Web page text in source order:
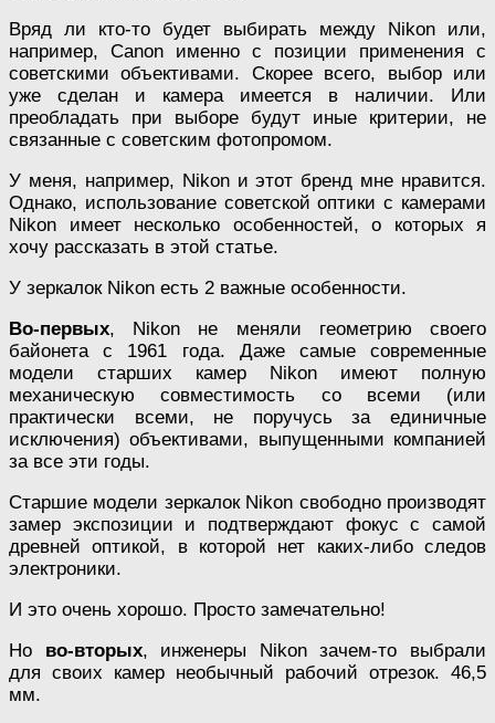
Вряд ли кто-то будет выбирать между Nikon или,
например, Canon именно с позиции применения с
советскими объективами. Скорее всего, выбор или
уже сделан и камера имеется в наличии. Или
преобладать при выборе будут иные критерии, не
связанные с советским фотопромом.
У меня, например, Nikon и этот бренд мне нравится.
Однако, использование советской оптики с камерами
Nikon имеет несколько особенностей, о которых я
хочу рассказать в этой статье.
У зеркалок Nikon есть 2 важные особенности.
Во-первых, Nikon не меняли геометрию своего
байонета с 1961 года. Даже самые современные
модели старших камер Nikon имеют полную
механическую совместимость со всеми (или
практически всеми, не поручусь за единичные
исключения) объективами, выпущенными компанией
за все эти годы.
Старшие модели зеркалок Nikon свободно производят
замер экспозиции и подтверждают фокус с самой
древней оптикой, в которой нет каких-либо следов
электроники.
И это очень хорошо. Просто замечательно!
Но во-вторых, инженеры Nikon зачем-то выбрали
для своих камер необычный рабочий отрезок. 46,5
мм.